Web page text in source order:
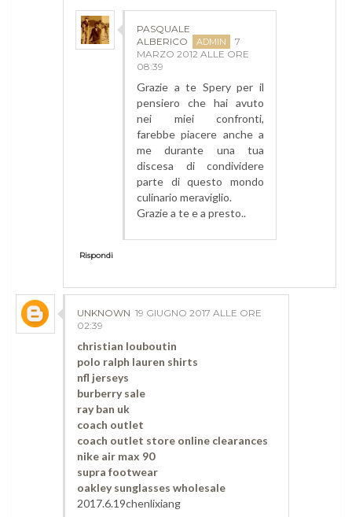
PASQUALE
ALBERICO
7
MARZO 2012 ALLE ORE
08:39
Grazie a te Spery per il
pensiero che hai avuto
nei miei confronti,
farebbe piacere anche a
me durante una tua
discesa di condividere
parte di questo mondo
culinario meraviglio.
Grazie a te e a presto..
Rispondi
UNKNOWN 19 GIUGNO 2017 ALLE ORE
02:39
christian louboutin
polo ralph lauren shirts
nfl jerseys
burberry sale
ray ban uk
coach outlet
coach outlet store online clearances
nike air max 90
supra footwear
oakley sunglasses wholesale
2017.6.19chenlixiang